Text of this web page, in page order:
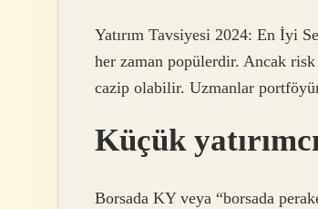
Yatırım Tavsiyesi 2024: En İyi
her zaman popülerdir. Ancak
cazip olabilir. Uzmanlar
Küçük
Borsada KY veya “borsada